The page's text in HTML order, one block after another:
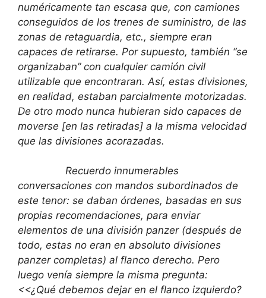
numéricamente tan escasa que, con camiones
conseguidos de los trenes de suministro, de las
zonas de retaguardia, etc., siempre eran
capaces de retirarse. Por supuesto, también “se
organizaban” con cualquier camión civil
utilizable que encontraran. Así, estas divisiones,
en realidad, estaban parcialmente motorizadas.
De otro modo nunca hubieran sido capaces de
moverse [en las retiradas] a la misma velocidad
que las divisiones acorazadas.
Recuerdo innumerables
conversaciones con mandos subordinados de
este tenor: se daban órdenes, basadas en sus
propias recomendaciones, para enviar
elementos de una división panzer (después de
todo, estas no eran en absoluto divisiones
panzer completas) al flanco derecho. Pero
luego venía siempre la misma pregunta:
<<¿Qué debemos dejar en el flanco izquierdo?